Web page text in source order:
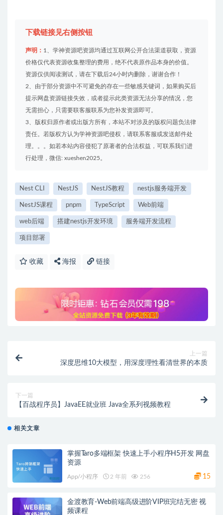
下载链接见右侧按钮
声明： 1、学神资源吧资源均通过互联网公开合法渠道获取，资源
价格仅代表资源收集整理的费用，绝不代表原作品本身的价值。
资源仅供阅读测试，请在下载后24小时内删除，谢谢合作！
2、由于部分资源中不可避免的存在一些敏感关键词，如果购买后
提示网盘资源链接失效，或者提示此类资源无法分享的情况，您
无需担心，只需要联客服联系为您补发资源即可。
3、版权归原作者或出版方所有，本站不对涉及的版权问题负法律
责任。若版权方认为学神资源吧侵权，请联系客服或发送邮件处
理。。。如若本站内容侵犯了原著者的合法权益，可联系我们进
行处理，微信: xueshen2025。
Nest CLI NestJS NestJS教程 nestjs服务端开发
NestJS课程 pnpm TypeScript Web前端
web后端 搭建nestjs开发环境 服务端开发流程
项目部署
收藏 海报 链接
上一篇
深度思维10大模型，用深度理性看清世界的本质
下一篇
【百战程序员】JavaEE就业班 Java全系列视频教程
相关文章
掌握Taro多端框架 快速上手小程序H5开发 网盘
资源
App/小程序 2 年前 256 15
金渡教育-Web前端高级进阶VIP班完结无密 视
频课程